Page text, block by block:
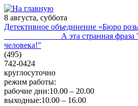
8 августа, суббота
Детективное объединение «Бюро
А эта странная фраза
человека!"
(495)
742-0424
круглосуточно
режим работы:
рабочие дни:10.00 – 20.00
выходные:10.00 – 16.00